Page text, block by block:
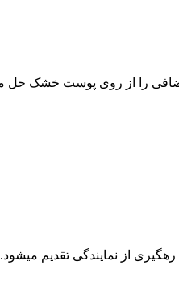
از نمایندگی تقدیم میشود.